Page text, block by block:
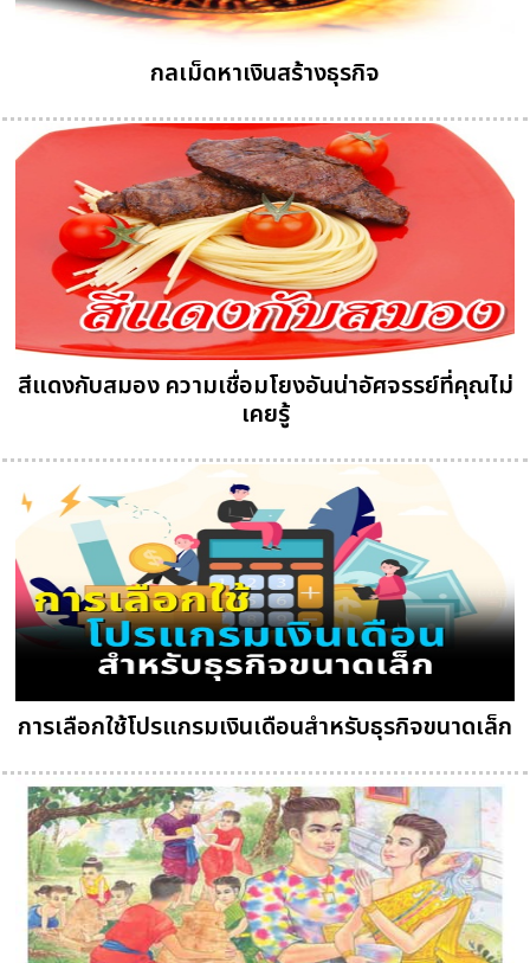
กลเม็ดหาเงินสร้างธุรกิจ
สีแดงกับสมอง ความเชื่อมโยงอันน่าอัศจรรย์ที่คุณไม่
เคยรู้
การเลือกใช้โปรแกรมเงินเดือนสำหรับธุรกิจขนาดเล็ก